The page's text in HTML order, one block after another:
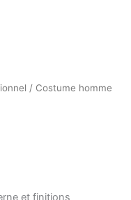
/ Costume homme
et finitions